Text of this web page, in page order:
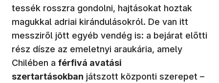
tessék rosszra gondolni, hajtásokat hoztak
magukkal adriai kirándulásokról. De van itt
messziről jött egyéb vendég is: a bejárat előtti
rész dísze az emeletnyi araukária, amely
Chilében a férfivá avatási
szertartásokban játszott központi szerepet –